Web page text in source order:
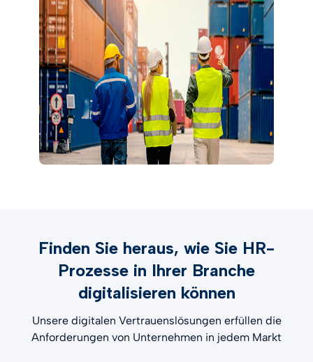
Finden Sie heraus, wie Sie HR-
Prozesse in Ihrer Branche
digitalisieren können
Unsere digitalen Vertrauenslösungen erfüllen die
Anforderungen von Unternehmen in jedem Markt